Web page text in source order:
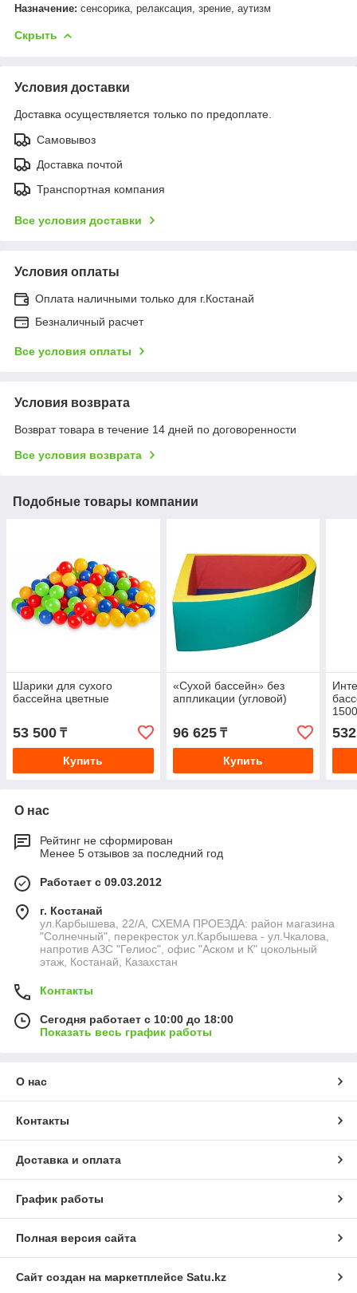
Назначение: сенсорика, релаксация, зрение, аутизм
Скрыть
Условия доставки
Доставка осуществляется только по предоплате.
Самовывоз
Доставка почтой
Транспортная компания
Все условия доставки
Условия оплаты
Оплата наличными только для г.Костанай
Безналичный расчет
Все условия оплаты
Условия возврата
Возврат товара в течение 14 дней по договоренности
Все условия возврата
Подобные товары компании
Шарики для сухого
бассейна цветные
53 500 ₸
Купить
«Сухой бассейн» без
аппликации (угловой)
96 625₸
Купить
О нас
Рейтинг не сформирован
Менее 5 отзывов за последний год
Работает с 09.03.2012
г. Костанай
ул.Карбышева, 22/А, СХЕМА ПРОЕЗДА: район магазина
"Солнечный", перекресток ул.Карбышева - ул.Чкалова,
напротив АЗС "Гелиос", офис "Аском и К" цокольный
этаж, Костанай, Казахстан
Контакты
Сегодня работает с 10:00 до 18:00
Показать весь график работы
О нас
Контакты
Доставка и оплата
График работы
Полная версия сайта
Сайт создан на маркетплейсе Satu.kz